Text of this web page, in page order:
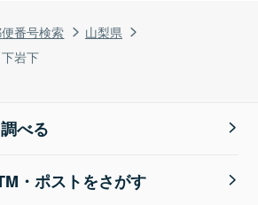
番号検索
山梨県
下岩下
べる
・ポストをさがす